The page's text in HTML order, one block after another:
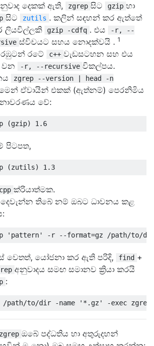
දෙකක් ඇති,
zgrep සිට gzip හා
සිට zutils . කලින් සඳහන් කර ඇත්තේ
ලියවිල්ලකි
gzip -cdfq . එය
-r, --
ස්විචයට සහය නොදක්වයි . 1
රටේ c++ වැඩසටහන සහ එය
වන -r, --recursive විකල්පය.
zgrep --version | head -n
ඒවායින් එකක් (ඇත්නම්) පෙරනිමිය
වේ:
පිටපත,
cpp ක්රියාත්මක.
තිබේ නම් ඔබට ධාවනය කළ
වෙතත්, යෝජනා කර ඇති පරිදි, find +
අනුවාදය සමඟ සමානව ක්‍රියා කරයි
:
zgrep ඔබේ පද්ධතිය හා අතුරුදහන්